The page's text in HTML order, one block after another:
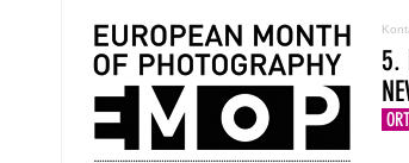
5.